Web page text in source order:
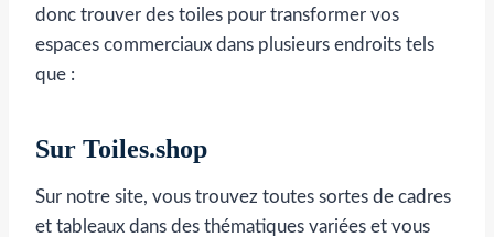
donc trouver des toiles pour transformer vos
espaces commerciaux dans plusieurs endroits tels
que :
Sur Toiles.shop
Sur notre site, vous trouvez toutes sortes de cadres
et tableaux dans des thématiques variées et vous